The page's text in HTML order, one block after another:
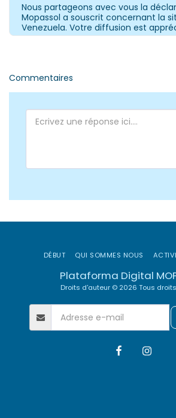
Nous partageons avec vous la
Mopassol a souscrit concernant la
Venezuela. Votre diffusion est
Commentaires
Plataforma Digital
Droits d'auteur © 2026 Tous
DÉBUT QUI SOMMES NOUS